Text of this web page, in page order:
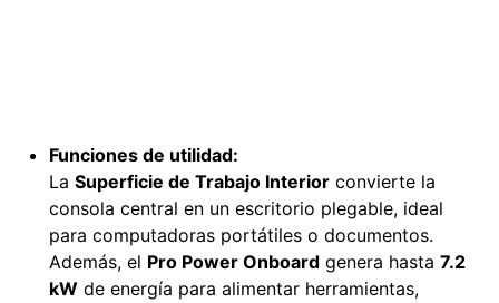
Funciones de utilidad:
La Superficie de Trabajo Interior convierte la
consola central en un escritorio plegable, ideal
para computadoras portátiles o documentos.
Además, el Pro Power Onboard genera hasta 7.2
kW de energía para alimentar herramientas,